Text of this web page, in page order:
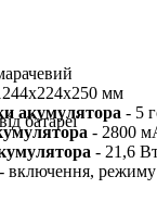
мм
акумулятора - 5
- 2800
- 21,6
- включення, режиму
батареї